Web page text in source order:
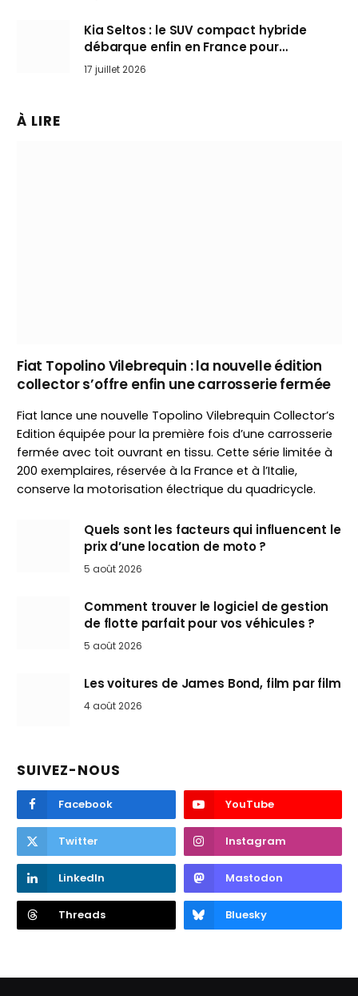
Kia Seltos : le SUV compact hybride
débarque enfin en France pour
bousculer les Nissan Qashqai et Toyota
Yaris Cross
17 juillet 2026
À LIRE
Fiat Topolino Vilebrequin : la nouvelle édition
collector s’offre enfin une carrosserie fermée
Fiat lance une nouvelle Topolino Vilebrequin Collector’s
Edition équipée pour la première fois d’une carrosserie
fermée avec toit ouvrant en tissu. Cette série limitée à
200 exemplaires, réservée à la France et à l’Italie,
conserve la motorisation électrique du quadricycle.
Quels sont les facteurs qui influencent le
prix d’une location de moto ?
5 août 2026
Comment trouver le logiciel de gestion
de flotte parfait pour vos véhicules ?
5 août 2026
Les voitures de James Bond, film par film
4 août 2026
SUIVEZ-NOUS
Facebook YouTube
Twitter Instagram
LinkedIn Mastodon
Threads Bluesky